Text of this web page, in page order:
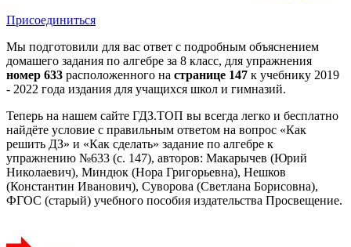
Присоединиться
Мы подготовили для вас ответ c подробным объяснением
домашего задания по алгебре за 8 класс, для упражнения
номер 633 расположенного на странице 147 к учебнику 2019
- 2022 года издания для учащихся школ и гимназий.
Теперь на нашем сайте ГДЗ.ТОП вы всегда легко и бесплатно
найдёте условие с правильным ответом на вопрос «Как
решить ДЗ» и «Как сделать» задание по алгебре к
упражнению №633 (с. 147), авторов: Макарычев (Юрий
Николаевич), Миндюк (Нора Григорьевна), Нешков
(Константин Иванович), Суворова (Светлана Борисовна),
ФГОС (старый) учебного пособия издательства Просвещение.